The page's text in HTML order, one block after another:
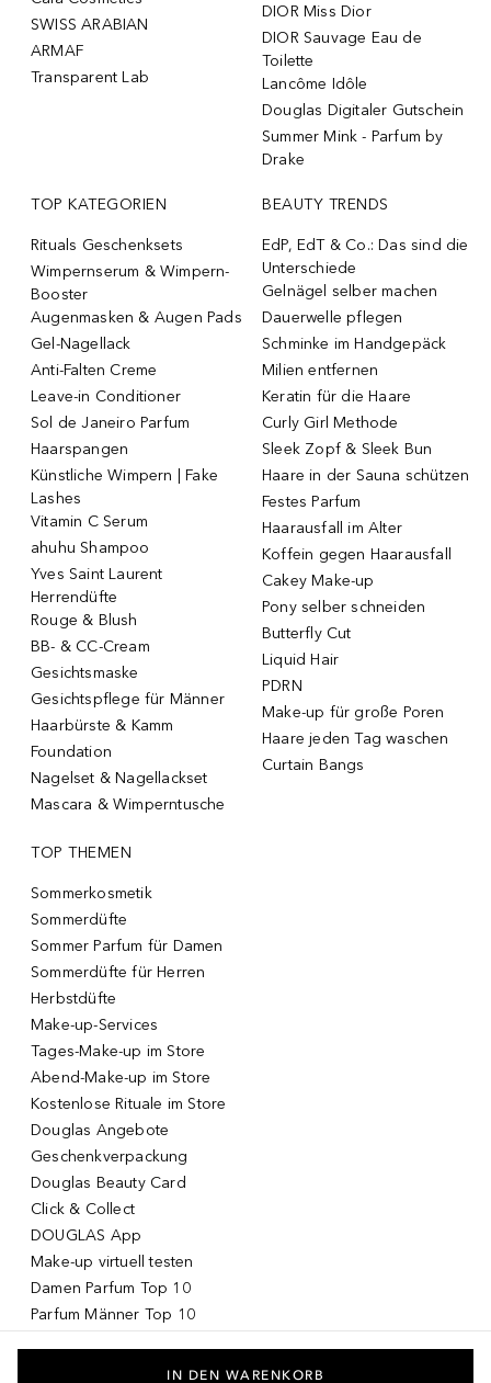
SWISS ARABIAN
ARMAF
Transparent Lab
DIOR Miss Dior
DIOR Sauvage Eau de
Toilette
Lancôme Idôle
Douglas Digitaler Gutschein
Summer Mink - Parfum by
Drake
TOP KATEGORIEN
Rituals Geschenksets
Wimpernserum & Wimpern-
Booster
Augenmasken & Augen Pads
Gel-Nagellack
Anti-Falten Creme
Leave-in Conditioner
Sol de Janeiro Parfum
Haarspangen
Künstliche Wimpern | Fake
Lashes
Vitamin C Serum
ahuhu Shampoo
Yves Saint Laurent
Herrendüfte
Rouge & Blush
BB- & CC-Cream
Gesichtsmaske
Gesichtspflege für Männer
Haarbürste & Kamm
Foundation
Nagelset & Nagellackset
Mascara & Wimperntusche
BEAUTY TRENDS
EdP, EdT & Co.: Das sind die
Unterschiede
Gelnägel selber machen
Dauerwelle pflegen
Schminke im Handgepäck
Milien entfernen
Keratin für die Haare
Curly Girl Methode
Sleek Zopf & Sleek Bun
Haare in der Sauna schützen
Festes Parfum
Haarausfall im Alter
Koffein gegen Haarausfall
Cakey Make-up
Pony selber schneiden
Butterfly Cut
Liquid Hair
PDRN
Make-up für große Poren
Haare jeden Tag waschen
Curtain Bangs
TOP THEMEN
Sommerkosmetik
Sommerdüfte
Sommer Parfum für Damen
Sommerdüfte für Herren
Herbstdüfte
Make-up-Services
Tages-Make-up im Store
Abend-Make-up im Store
Kostenlose Rituale im Store
Douglas Angebote
Geschenkverpackung
Douglas Beauty Card
Click & Collect
DOUGLAS App
Make-up virtuell testen
Damen Parfum Top 10
Parfum Männer Top 10
Koreanische KosmetikIN DEN WARENKORB